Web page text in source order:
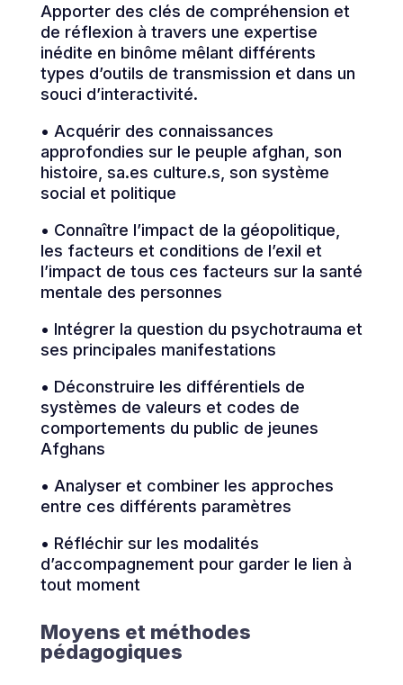
Apporter des clés de compréhension et
de réflexion à travers une expertise
inédite en binôme mêlant différents
types d’outils de transmission et dans un
souci d’interactivité.
• Acquérir des connaissances
approfondies sur le peuple afghan, son
histoire, sa.es culture.s, son système
social et politique
• Connaître l’impact de la géopolitique,
les facteurs et conditions de l’exil et
l’impact de tous ces facteurs sur la santé
mentale des personnes
• Intégrer la question du psychotrauma et
ses principales manifestations
• Déconstruire les différentiels de
systèmes de valeurs et codes de
comportements du public de jeunes
Afghans
• Analyser et combiner les approches
entre ces différents paramètres
• Réfléchir sur les modalités
d’accompagnement pour garder le lien à
tout moment
Moyens et méthodes
pédagogiques